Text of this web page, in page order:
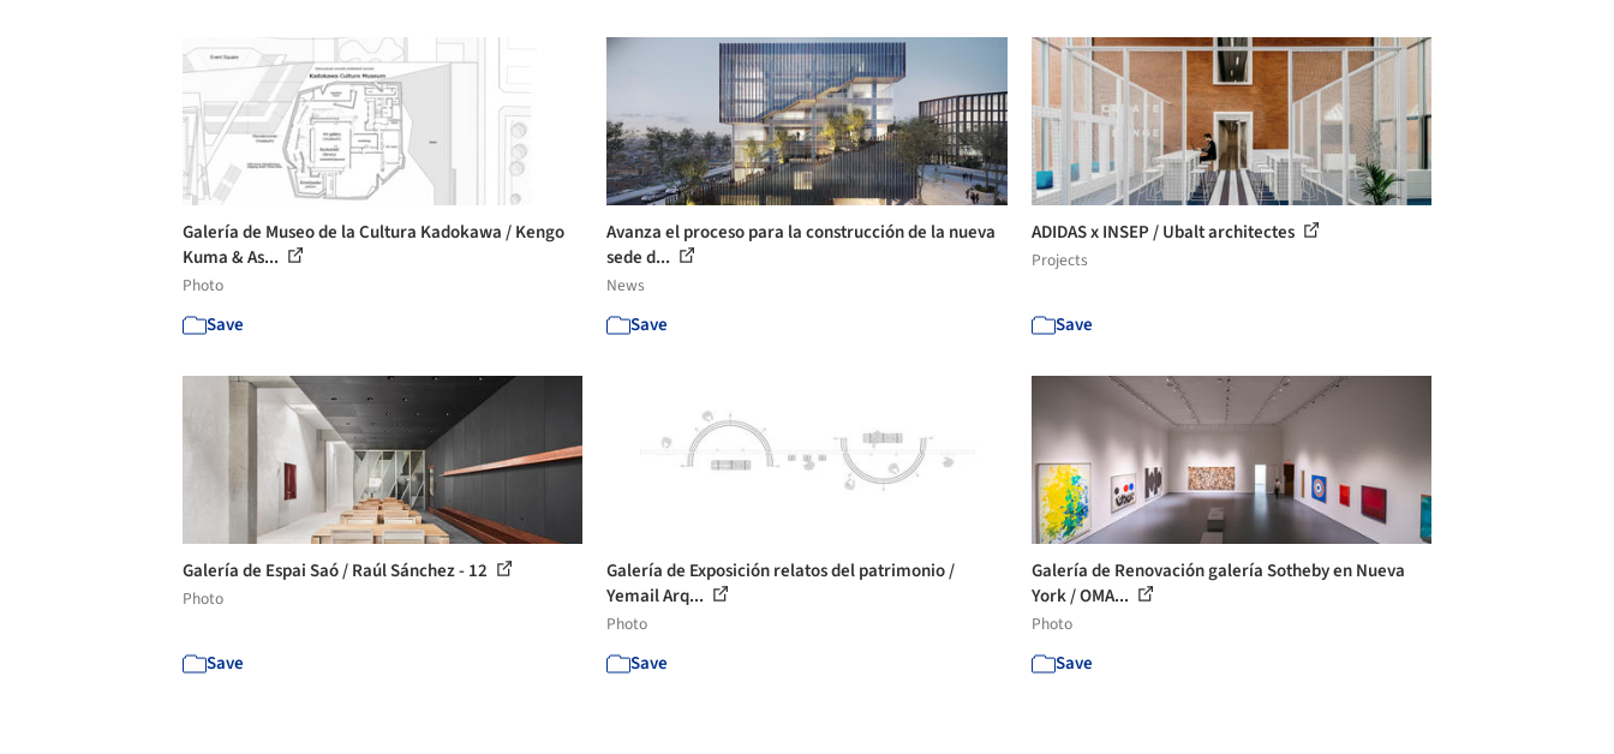
Galería de Museo de la Cultura Kadokawa / Kengo
Kuma & As...
Photo
Save
Avanza el proceso para la construcción de la nueva
sede d...
News
Save
ADIDAS x INSEP / Ubalt architectes
Projects
Save
Galería de Espai Saó / Raúl Sánchez - 12
Photo
Save
Galería de Exposición relatos del patrimonio /
Yemail Arq...
Photo
Save
Galería de Renovación galería Sotheby en Nueva
York / OMA...
Photo
Save